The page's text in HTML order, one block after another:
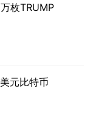
枚TRUMP
元比特币